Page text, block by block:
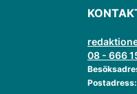
08 - 666
Postadress: